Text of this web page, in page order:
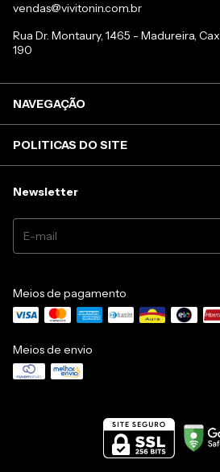
vendas@vivitonin.com.br
Rua Dr. Montaury, 1465 - Madureira,
190
NAVEGAÇÃO
POLITICAS DO SITE
Newsletter
Meios de pagamento
Meios de envio